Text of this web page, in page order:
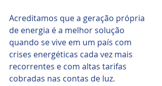
Acreditamos que a geração própria
de energia é a melhor solução
quando se vive em um país com
crises energéticas cada vez mais
recorrentes e com altas tarifas
cobradas nas contas de luz.